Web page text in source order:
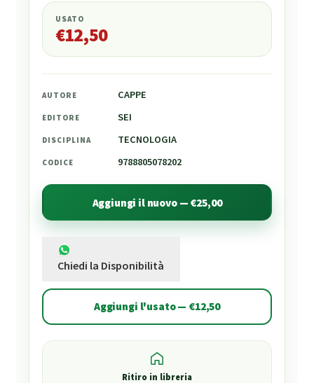
USATO
€12,50
AUTORE CAPPE
EDITORE SEI
DISCIPLINA TECNOLOGIA
CODICE 9788805078202
Aggiungi il nuovo — €25,00
Chiedi la Disponibilità
Aggiungi l'usato — €12,50
Ritiro in libreria